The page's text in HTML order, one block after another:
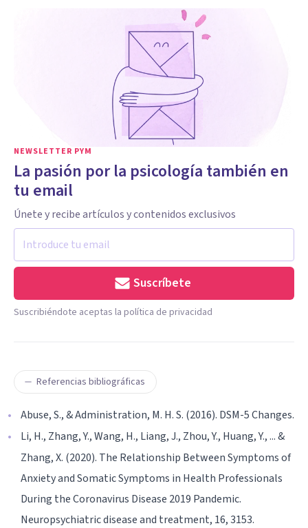
NEWSLETTER PYM
La pasión por la psicología también en
tu email
Únete y recibe artículos y contenidos exclusivos
Suscríbete
Suscribiéndote aceptas la política de privacidad
Referencias bibliográficas
Abuse, S., & Administration, M. H. S. (2016). DSM-5 Changes.
Li, H., Zhang, Y., Wang, H., Liang, J., Zhou, Y., Huang, Y., ... &
Zhang, X. (2020). The Relationship Between Symptoms of
Anxiety and Somatic Symptoms in Health Professionals
During the Coronavirus Disease 2019 Pandemic.
Neuropsychiatric disease and treatment, 16, 3153.